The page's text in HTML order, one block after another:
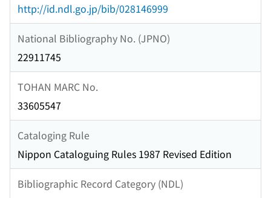
http://id.ndl.go.jp/bib/028146999
National Bibliography No. (JPNO)
22911745
TOHAN MARC No.
33605547
Cataloging Rule
Nippon Cataloguing Rules 1987 Revised Edition
Bibliographic Record Category (NDL)